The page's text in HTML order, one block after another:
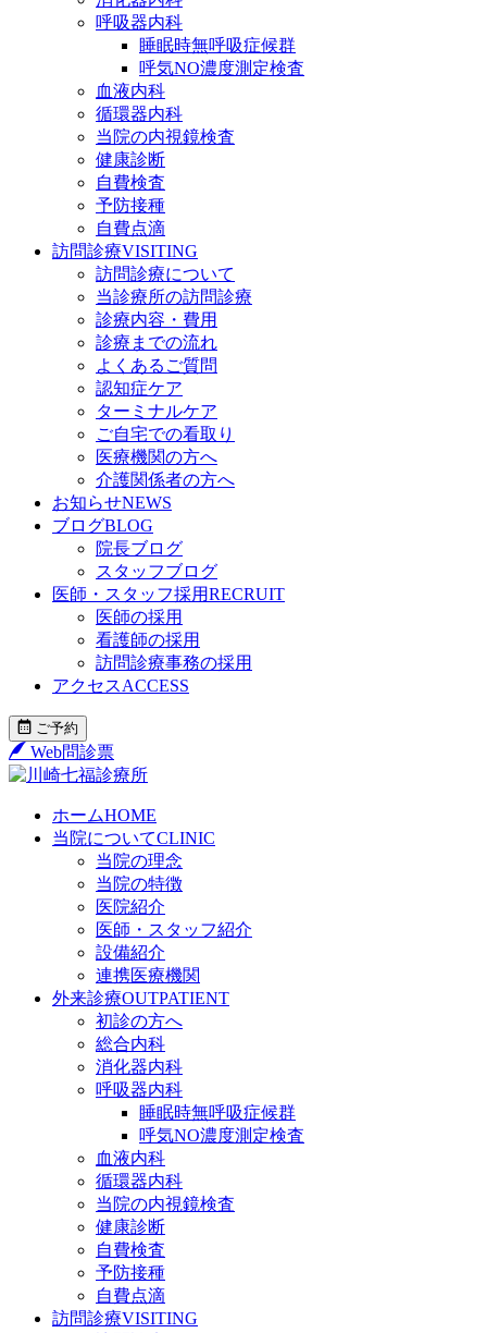
呼吸器内科
睡眠時無呼吸症候群
呼気NO濃度測定検査
血液内科
循環器内科
当院の内視鏡検査
健康診断
自費検査
予防接種
自費点滴
訪問診療VISITING
訪問診療について
当診療所の訪問診療
診療内容・費用
診療までの流れ
よくあるご質問
認知症ケア
ターミナルケア
ご自宅での看取り
医療機関の方へ
介護関係者の方へ
お知らせNEWS
ブログBLOG
院長ブログ
スタッフブログ
医師・スタッフ採用RECRUIT
医師の採用
看護師の採用
訪問診療事務の採用
アクセスACCESS
ご予約
Web問診票
ホームHOME
当院についてCLINIC
当院の理念
当院の特徴
医院紹介
医師・スタッフ紹介
設備紹介
連携医療機関
外来診療OUTPATIENT
初診の方へ
総合内科
消化器内科
呼吸器内科
睡眠時無呼吸症候群
呼気NO濃度測定検査
血液内科
循環器内科
当院の内視鏡検査
健康診断
自費検査
予防接種
自費点滴
訪問診療VISITING